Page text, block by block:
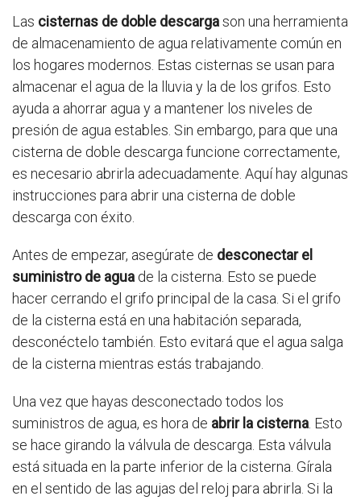
Las cisternas de doble descargason una herramienta
de almacenamiento de agua relativamente común en
los hogares modernos. Estas cisternas se usan para
almacenar el agua de la lluvia y la de los grifos. Esto
ayuda a ahorrar agua y a mantener los niveles de
presión de agua estables. Sin embargo, para que una
cisterna de doble descarga funcione correctamente,
es necesario abrirla adecuadamente. Aquí hay algunas
instrucciones para abrir una cisterna de doble
descarga con éxito.
Antes de empezar, asegúrate de desconectar el
suministro de agua de la cisterna. Esto se puede
hacer cerrando el grifo principal de la casa. Si el grifo
de la cisterna está en una habitación separada,
desconéctelo también. Esto evitará que el agua salga
de la cisterna mientras estás trabajando.
Una vez que hayas desconectado todos los
suministros de agua, es hora de abrir la cisterna . Esto
se hace girando la válvula de descarga. Esta válvula
está situada en la parte inferior de la cisterna. Gírala
en el sentido de las agujas del reloj para abrirla. Si la